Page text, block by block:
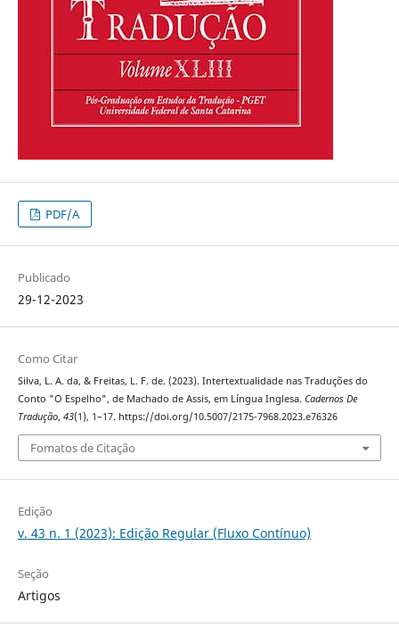
PDF/A
Publicado
29-12-2023
Como Citar
Silva, L. A. da, & Freitas, L. F. de. (2023). Intertextualidade nas Traduções do
Conto "O Espelho", de Machado de Assis, em Língua Inglesa. Cadernos De
Tradução, 43(1), 1–17. https://doi.org/10.5007/2175-7968.2023.e76326
Fomatos de Citação
Edição
v. 43 n. 1 (2023): Edição Regular (Fluxo Contínuo)
Seção
Artigos